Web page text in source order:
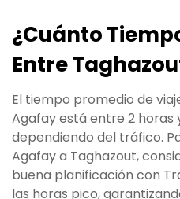
¿Cuánto
Entre
El tiempo promedio de
Agafay está entre 2 horas
dependiendo del tráfico.
Agafay a Taghazout,
buena planificación con
las horas pico,